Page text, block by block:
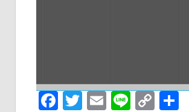
Facebook
Twitter
Email
LineCopy
共